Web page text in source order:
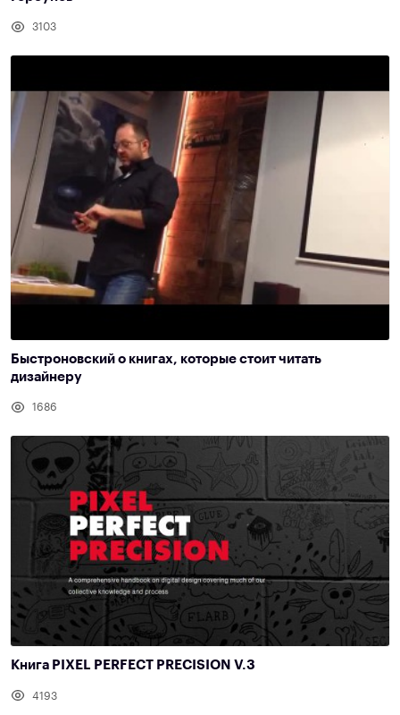
3103
Быстроновский о книгах, которые стоит читать
дизайнеру
1686
Книга PIXEL PERFECT PRECISION V.3
4193